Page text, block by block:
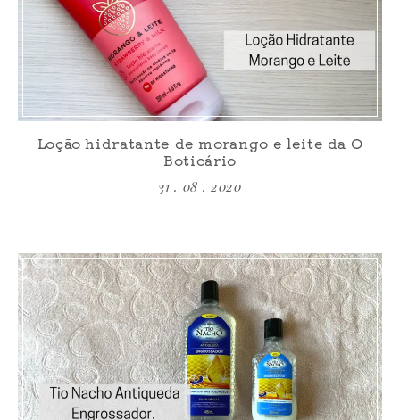
Loção hidratante de morango e leite da O
Boticário
31 . 08 . 2020